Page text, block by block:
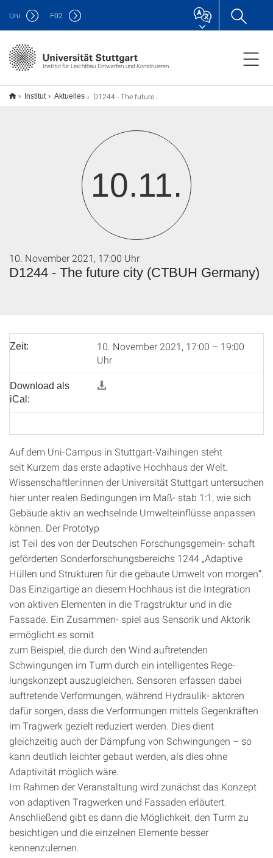
Institut für Leichtbau Entwerfen und Konstruieren
Uni F02
Institut Aktuelles D1244 - The future city (CTBUH Germany)
10.11.
D1244 - The future city (CTBUH Germany)
10. November 2021, 17:00 Uhr
Zeit:
10. November 2021, 17:00 – 19:00
Uhr
Download als
iCal:
Auf dem Uni-Campus in Stuttgart-Vaihingen steht
seit Kurzem das erste adaptive Hochhaus der Welt.
Wissenschaftler:innen der Universität Stuttgart untersuchen
hier unter realen Bedingungen im Maß- stab 1:1, wie sich
Gebäude aktiv an wechselnde Umwelteinflüsse anpassen
können. Der Prototyp
ist Teil des von der Deutschen Forschungsgemein- schaft
geförderten Sonderforschungsbereichs 1244 „Adaptive
Hüllen und Strukturen für die gebaute Umwelt von morgen“.
Das Einzigartige an diesem Hochhaus ist die Integration
von aktiven Elementen in die Tragstruktur und in die
Fassade. Ein Zusammen- spiel aus Sensorik und Aktorik
ermöglicht es somit
zum Beispiel, die durch den Wind auftretenden
Schwingungen im Turm durch ein intelligentes Rege-
lungskonzept auszugleichen. Sensoren erfassen dabei
auftretende Verformungen, während Hydraulik- aktoren
dafür sorgen, dass die Verformungen mittels Gegenkräften
im Tragwerk gezielt reduziert werden. Dies dient
gleichzeitig auch der Dämpfung von Schwingungen – so
kann deutlich leichter gebaut werden, als dies ohne
Adaptivität möglich wäre.
Im Rahmen der Veranstaltung wird zunächst das Konzept
von adaptiven Tragwerken und Fassaden erläutert.
Anschließend gibt es dann die Möglichkeit, den Turm zu
besichtigen und die einzelnen Elemente besser
kennenzulernen.